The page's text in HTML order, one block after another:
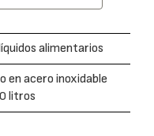
alimentarios
en acero inoxidable
litros